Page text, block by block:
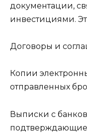
документации,
инвестициями.
Договоры и
Копии
отправленных
Выписки с
подтверждающие